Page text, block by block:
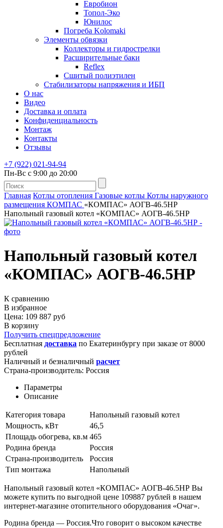
Евробион
Топол-Эко
Юнилос
Погреба Kolomaki
Элементы обвязки
Коллекторы и гидрострелки
Расширительные баки
Reflex
Сшитый полиэтилен
Стабилизаторы напряжения и ИБП
О нас
Видео
Доставка и оплата
Конфиденциальность
Монтаж
Контакты
Отзывы
+7 (922) 021-94-94
Пн-Вс с 9:00 до 20:00
Главная Котлы отопления Газовые котлы Котлы наружного
размещения КОМПАС «КОМПАС» АОГВ-46.5НР
Напольный газовый котел «КОМПАС» АОГВ-46.5НР
Напольный газовый котел
«КОМПАС» АОГВ-46.5НР
К сравнению
В избранное
Цена: 109 887 руб
В корзину
Получить спецпредложение
Бесплатная доставка по Екатеринбургу при заказе от 8000
рублей
Наличный и безналичный расчет
Страна-производитель: Россия
Параметры
Описание
Категория товара
Напольный газовый котел
Мощность, кВт
46,5
Площадь обогрева, кв.м 465
Родина бренда
Россия
Страна-производитель
Россия
Тип монтажа
Напольный
Напольный газовый котел «КОМПАС» АОГВ-46.5НР Вы
можете купить по выгодной цене 109887 рублей в нашем
интернет-магазине отопительного оборудования «Очаг».
Родина бренда — Россия.Что говорит о высоком качестве